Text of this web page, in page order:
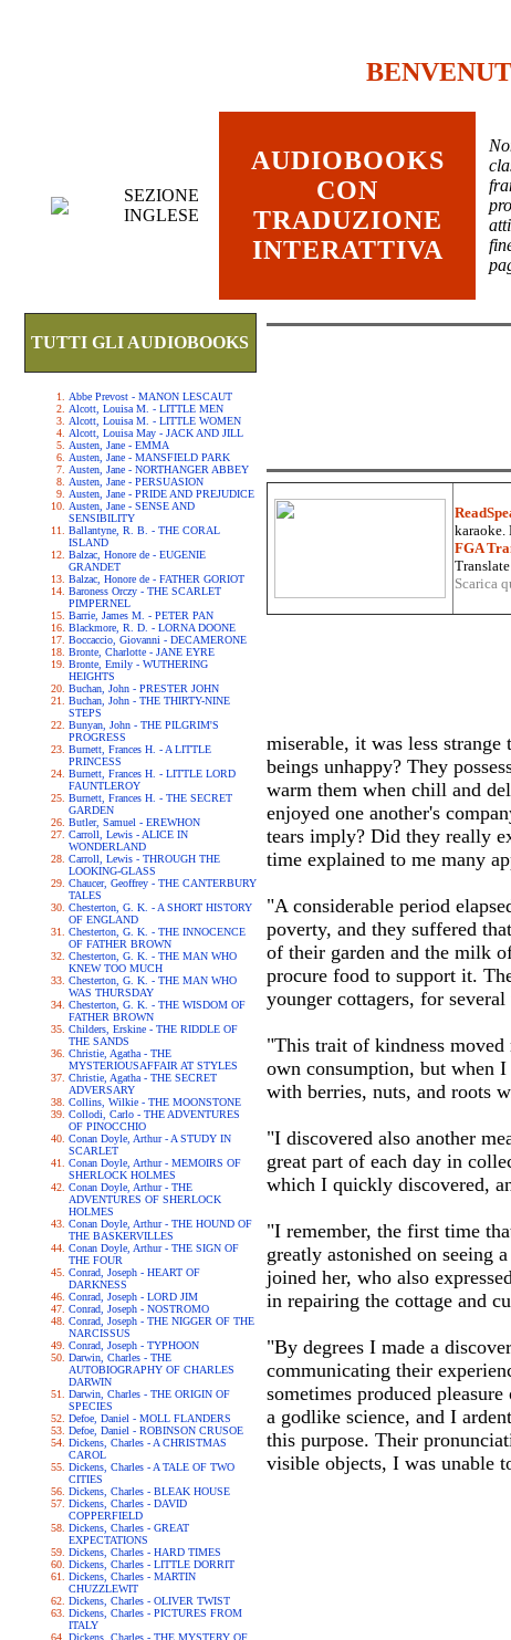
SEZIONE
INGLESE
AUDIOBOOKS
CON
TRADUZIONE
INTERATTIVA
TUTTI GLI AUDIOBOOKS
Abbe Prevost - MANON LESCAUT
Alcott, Louisa M. - LITTLE MEN
Alcott, Louisa M. - LITTLE WOMEN
Alcott, Louisa May - JACK AND JILL
Austen, Jane - EMMA
Austen, Jane - MANSFIELD PARK
Austen, Jane - NORTHANGER ABBEY
Austen, Jane - PERSUASION
Austen, Jane - PRIDE AND PREJUDICE
Austen, Jane - SENSE AND
SENSIBILITY
Ballantyne, R. B. - THE CORAL
ISLAND
Balzac, Honore de - EUGENIE
GRANDET
Balzac, Honore de - FATHER GORIOT
Baroness Orczy - THE SCARLET
PIMPERNEL
Barrie, James M. - PETER PAN
Blackmore, R. D. - LORNA DOONE
Boccaccio, Giovanni - DECAMERONE
Bronte, Charlotte - JANE EYRE
Bronte, Emily - WUTHERING
HEIGHTS
Buchan, John - PRESTER JOHN
Buchan, John - THE THIRTY-NINE
STEPS
Bunyan, John - THE PILGRIM'S
PROGRESS
Burnett, Frances H. - A LITTLE
PRINCESS
Burnett, Frances H. - LITTLE LORD
FAUNTLEROY
Burnett, Frances H. - THE SECRET
GARDEN
Butler, Samuel - EREWHON
Carroll, Lewis - ALICE IN
WONDERLAND
Carroll, Lewis - THROUGH THE
LOOKING-GLASS
Chaucer, Geoffrey - THE CANTERBURY
TALES
Chesterton, G. K. - A SHORT HISTORY
OF ENGLAND
Chesterton, G. K. - THE INNOCENCE
OF FATHER BROWN
Chesterton, G. K. - THE MAN WHO
KNEW TOO MUCH
Chesterton, G. K. - THE MAN WHO
WAS THURSDAY
Chesterton, G. K. - THE WISDOM OF
FATHER BROWN
Childers, Erskine - THE RIDDLE OF
THE SANDS
Christie, Agatha - THE
MYSTERIOUSAFFAIR AT STYLES
Christie, Agatha - THE SECRET
ADVERSARY
Collins, Wilkie - THE MOONSTONE
Collodi, Carlo - THE ADVENTURES
OF PINOCCHIO
Conan Doyle, Arthur - A STUDY IN
SCARLET
Conan Doyle, Arthur - MEMOIRS OF
SHERLOCK HOLMES
Conan Doyle, Arthur - THE
ADVENTURES OF SHERLOCK
HOLMES
Conan Doyle, Arthur - THE HOUND OF
THE BASKERVILLES
Conan Doyle, Arthur - THE SIGN OF
THE FOUR
Conrad, Joseph - HEART OF
DARKNESS
Conrad, Joseph - LORD JIM
Conrad, Joseph - NOSTROMO
Conrad, Joseph - THE NIGGER OF THE
NARCISSUS
Conrad, Joseph - TYPHOON
Darwin, Charles - THE
AUTOBIOGRAPHY OF CHARLES
DARWIN
Darwin, Charles - THE ORIGIN OF
SPECIES
Defoe, Daniel - MOLL FLANDERS
Defoe, Daniel - ROBINSON CRUSOE
Dickens, Charles - A CHRISTMAS
CAROL
Dickens, Charles - A TALE OF TWO
CITIES
Dickens, Charles - BLEAK HOUSE
Dickens, Charles - DAVID
COPPERFIELD
Dickens, Charles - GREAT
EXPECTATIONS
Dickens, Charles - HARD TIMES
Dickens, Charles - LITTLE DORRIT
Dickens, Charles - MARTIN
CHUZZLEWIT
Dickens, Charles - OLIVER TWIST
Dickens, Charles - PICTURES FROM
ITALY
Dickens, Charles - THE MYSTERY OF
karaoke.
FGA
Scarica
miserable, it was less
beings unhappy? They
warm them when chill and
enjoyed one another's
tears imply? Did they really
time explained to me many
"A considerable period
poverty, and they suffered
of their garden and the milk
procure food to support it.
younger cottagers, for
"This trait of kindness
own consumption, but when
with berries, nuts, and roots
"I discovered also another
great part of each day in
which I quickly discovered,
"I remember, the first time
greatly astonished on seeing
joined her, who also
in repairing the cottage and
"By degrees I made a
communicating their
sometimes produced
a godlike science, and I
this purpose. Their
visible objects, I was unable